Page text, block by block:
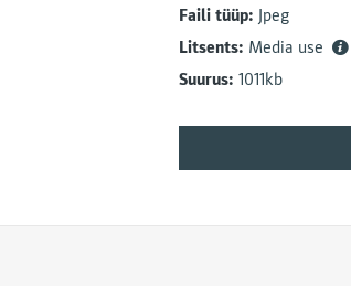
Faili tüüp: Jpeg
Litsents: Media use
Suurus: 1011kb